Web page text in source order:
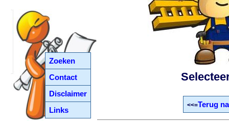
Zoeken
Contact
Disclaimer
Links
<<=Terug